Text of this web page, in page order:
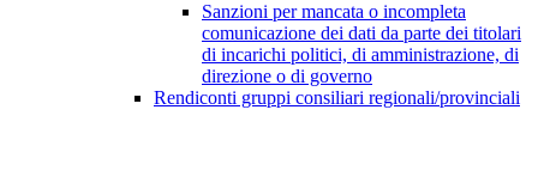
Sanzioni per mancata o incompleta
comunicazione dei dati da parte dei titolari
di incarichi politici, di amministrazione, di
direzione o di governo
Rendiconti gruppi consiliari regionali/provinciali